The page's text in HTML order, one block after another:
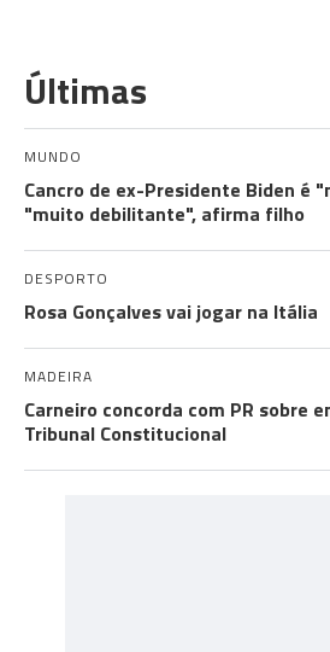
Últimas
MUNDO
Cancro de ex-Presidente Biden é
"muito debilitante", afirma filho
DESPORTO
Rosa Gonçalves vai jogar na Itália
MADEIRA
Carneiro concorda com PR sobre
Tribunal Constitucional